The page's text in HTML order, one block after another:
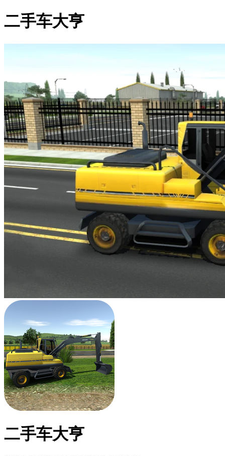
二手车大亨
二手车大亨